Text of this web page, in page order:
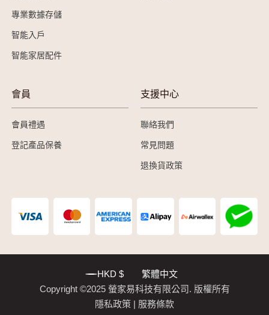
專業數據存儲
智能入戶
智能家居配件
會員
會員禮遇
登記產品保養
支援中心
聯絡我們
常見問題
退換貨政策
隱私政策 服務條款
Copyright ©2025 螢家易科技有限公司. 版權所有
HKD $ 繁體中文